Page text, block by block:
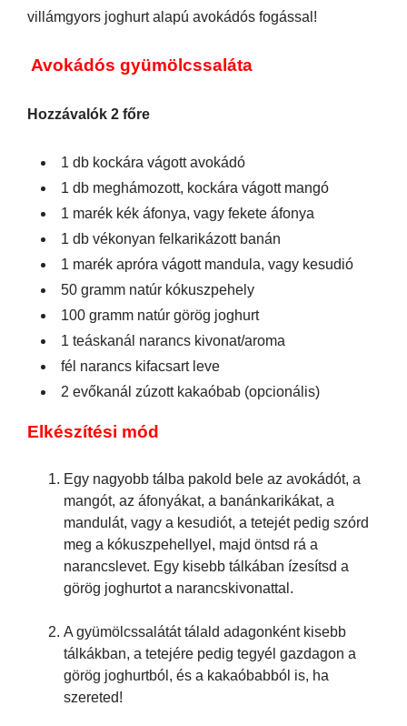
villámgyors joghurt alapú avokádós fogással!
Avokádós gyümölcssaláta
Hozzávalók 2 főre
1 db kockára vágott avokádó
1 db meghámozott, kockára vágott mangó
1 marék kék áfonya, vagy fekete áfonya
1 db vékonyan felkarikázott banán
1 marék apróra vágott mandula, vagy kesudió
50 gramm natúr kókuszpehely
100 gramm natúr görög joghurt
1 teáskanál narancs kivonat/aroma
fél narancs kifacsart leve
2 evőkanál zúzott kakaóbab (opcionális)
Elkészítési mód
Egy nagyobb tálba pakold bele az avokádót, a
mangót, az áfonyákat, a banánkarikákat, a
mandulát, vagy a kesudiót, a tetejét pedig szórd
meg a kókuszpehellyel, majd öntsd rá a
narancslevet. Egy kisebb tálkában ízesítsd a
görög joghurtot a narancskivonattal.
A gyümölcssalátát tálald adagonként kisebb
tálkákban, a tetejére pedig tegyél gazdagon a
görög joghurtból, és a kakaóbabból is, ha
szereted!